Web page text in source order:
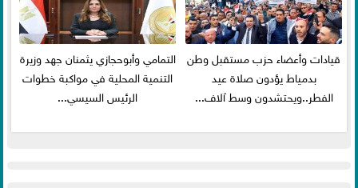
قيادات وأعضاء حزب مستقبل وطن
بدمياط يؤدون صلاة عيد
الفطر..ويحتشدون وسط آلاف...
التمامي وأبوحجازي يثمنان جهد وزيرة
التنمية المحلية في مواكبة خطوات
الرئيس السيسي...